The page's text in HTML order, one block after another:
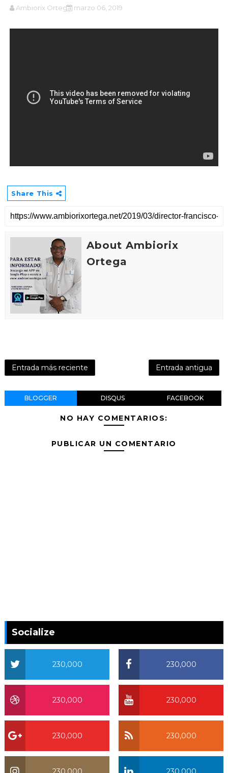
Ambiorix Ortega marzo 06, 2019
Share This
About Ambiorix
Ortega
Entrada más reciente Entrada antigua
BLOGGER DISQUS FACEBOOK
NO HAY COMENTARIOS:
PUBLICAR UN COMENTARIO
Socialize
230,000
230,000
230,000
230,000
230,000
230,000